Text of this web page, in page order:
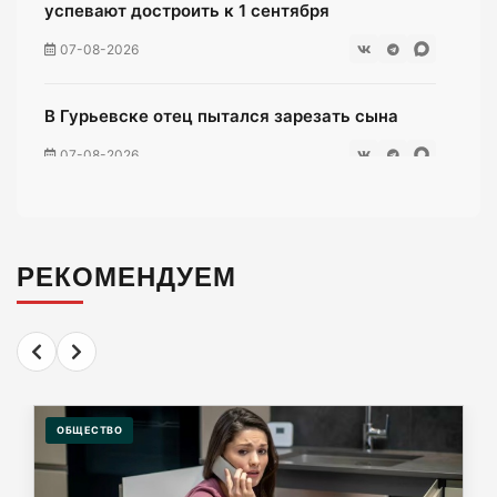
успевают достроить к 1 сентября
07-08-2026
В Гурьевске отец пытался зарезать сына
07-08-2026
07-08-2026
«Мираторг» загадил окрестности
Люблинского водохранилища тухлой
курятиной.
07-08-2026
РЕКОМЕНДУЕМ
ОБЩЕСТВО